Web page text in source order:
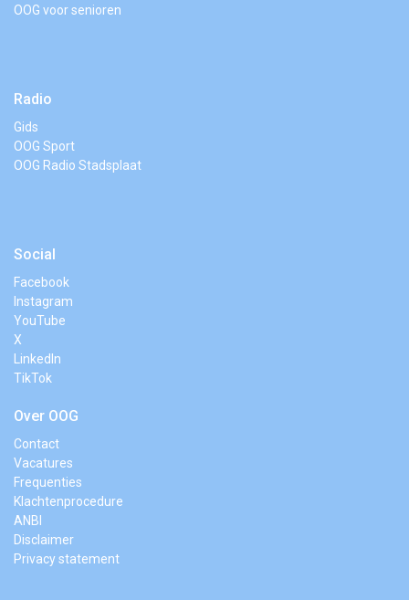
OOG voor senioren
Radio
Gids
OOG Sport
OOG Radio Stadsplaat
Social
Facebook
Instagram
YouTube
X
LinkedIn
TikTok
Over OOG
Contact
Vacatures
Frequenties
Klachtenprocedure
ANBI
Disclaimer
Privacy statement